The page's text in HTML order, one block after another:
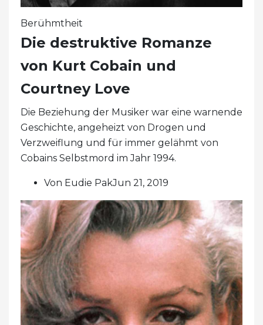
Berühmtheit
Die destruktive Romanze
von Kurt Cobain und
Courtney Love
Die Beziehung der Musiker war eine warnende
Geschichte, angeheizt von Drogen und
Verzweiflung und für immer gelähmt von
Cobains Selbstmord im Jahr 1994.
Von Eudie PakJun 21, 2019